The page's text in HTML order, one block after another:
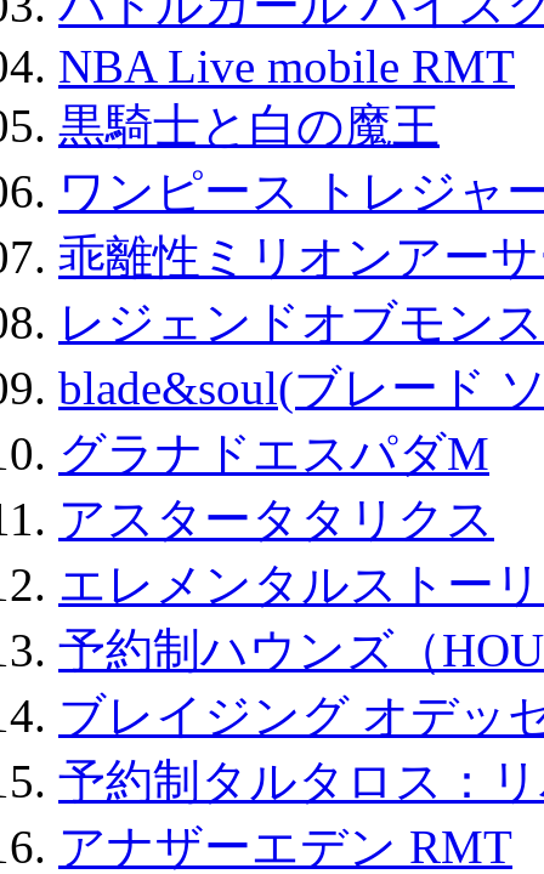
NBA Live mobile RMT
黒騎士と白の魔王
ワンピース トレジャ
乖離性ミリオンアー
レジェンドオブモン
blade&soul(ブレード
グラナドエスパダM
アスタータタリクス
エレメンタルストー
予約制ハウンズ（
ブレイジング オデッ
予約制タルタロス：
アナザーエデン RMT